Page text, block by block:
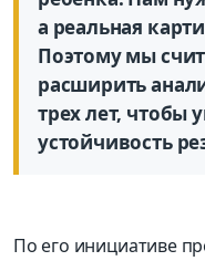
а реальная
Поэтому мы
расширить
трех лет, чтобы
устойчивость
По его инициативе